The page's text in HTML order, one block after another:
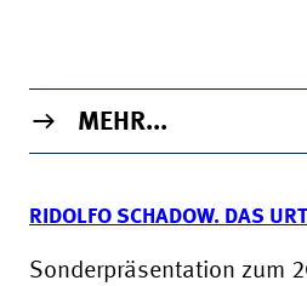
MEHR...
RIDOLFO SCHADOW. DAS
Sonderpräsentation zum